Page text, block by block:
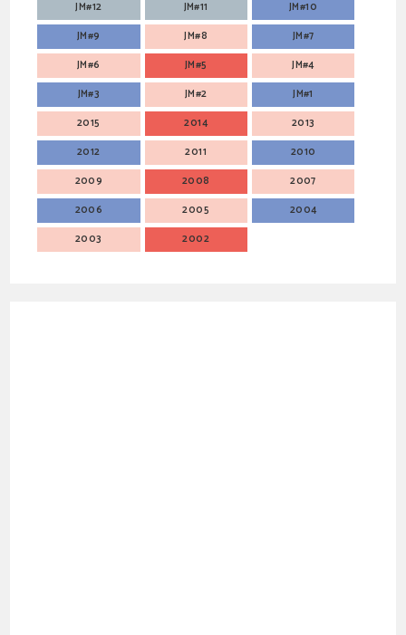
JM#12 JM#11
JM#10
JM#9
JM#8
JM#7
JM#6
JM#5
JM#4
JM#3
JM#2
JM#1
2015
2014
2013
2012
2011
2010
2009
2008
2007
2006
2005
2004
2003
2002